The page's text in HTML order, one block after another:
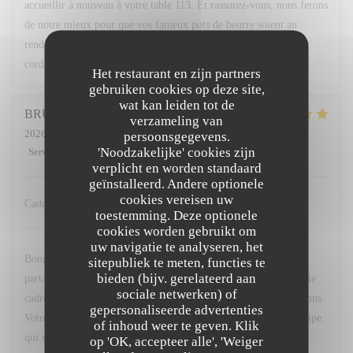
Het restaurant en zijn partners
gebruiken cookies op deze site,
wat kan leiden tot de
verzameling van
persoonsgegevens.
'Noodzakelijke' cookies zijn
verplicht en worden standaard
geïnstalleerd. Andere optionele
cookies vereisen uw
toestemming. Deze optionele
cookies worden gebruikt om
uw navigatie te analyseren, het
sitepubliek te meten, functies te
bieden (bijv. gerelateerd aan
sociale netwerken) of
gepersonaliseerde advertenties
of inhoud weer te geven. Klik
op 'OK, accepteer alle', 'Weiger
accueillir à nouveau à votre table 113. Et rassurez-vous, nous ferons
de notre mieux pour que vos fameux pots de beurre soient au
rendez-vous ! 😉 À très bientôt au restaurant L'Opale. Bien
cordialement, L. Fornaro Maitre d'hôtel
BRUNO
2026-07-25
- 20:00 - Gasten 2
Service
Atmosfeer : 5/5 Keuken: 5/5 Kwaliteit / Prijs
Cadre service qualité des menus
L'OPALE RESTAURANT heeft op deze beoordeling
Bonjour M. Couvreux, Un grand merci d'avoir pris le temps de
partager votre avis. Nous sommes ravis que vous ayez apprécié le
cadre de notre restaurant, la qualité du service ainsi que nos menus.
Votre satisfaction est une belle récompense pour toute notre équipe,
qui s'investit chaque jour pour offrir une expérience agréable à